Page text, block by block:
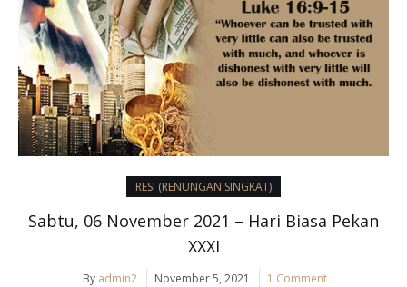
RESI (RENUNGAN SINGKAT)
Sabtu, 06 November 2021 – Hari Biasa Pekan
XXXI
By admin2 November 5, 2021 1 Comment